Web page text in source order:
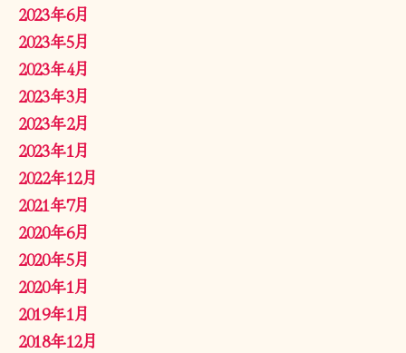
2023年6月
2023年5月
2023年4月
2023年3月
2023年2月
2023年1月
2022年12月
2021年7月
2020年6月
2020年5月
2020年1月
2019年1月
2018年12月